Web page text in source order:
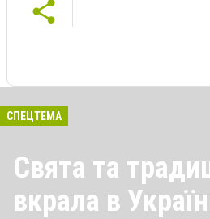
СПЕЦТЕМА
Свята та
вкрала в